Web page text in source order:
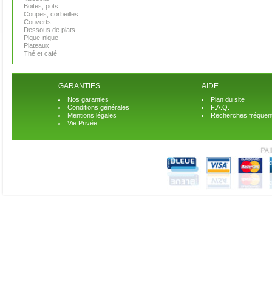
Boites, pots
Coupes, corbeilles
Couverts
Dessous de plats
Pique-nique
Plateaux
Thé et café
GARANTIES
Nos garanties
Conditions générales
Mentions légales
Vie Privée
AIDE
Plan du site
F.A.Q.
Recherches